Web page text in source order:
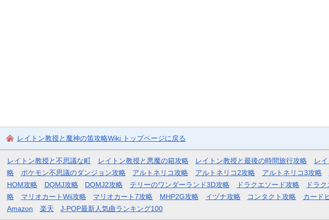
レイトン教授と魔神の笛攻略Wiki トップページに戻る
レイトン教授と不思議な町 レイトン教授と悪魔の箱攻略 レイトン教授と最後の時間旅行攻略 レ
略
ポケモン不思議のダンジョン攻略 アルトネリコ攻略 アルトネリコ2攻略 アルトネリコ3攻略
HOM攻略
DQMJ攻略 DQMJ2攻略 テリーのワンダーランド3D攻略 ドラクエソード攻略 ドラ
略
マリオカートWii攻略 マリオカート7攻略 MHP2G攻略 イヅナ攻略 コンタクト攻略 カード
Amazon
楽天 J-POP最新人気曲ランキング100